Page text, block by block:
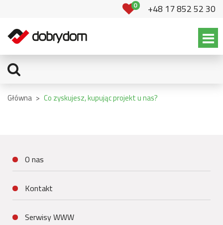
0 +48 17 852 52 30
Główna > Co zyskujesz, kupując projekt u nas?
O nas
Kontakt
Serwisy WWW